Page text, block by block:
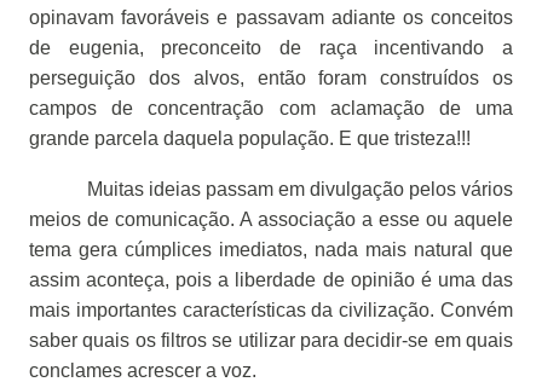
opinavam favoráveis e passavam adiante os conceitos
de eugenia, preconceito de raça incentivando a
perseguição dos alvos, então foram construídos os
campos de concentração com aclamação de uma
grande parcela daquela população. E que tristeza!!!
Muitas ideias passam em divulgação pelos vários
meios de comunicação. A associação a esse ou aquele
tema gera cúmplices imediatos, nada mais natural que
assim aconteça, pois a liberdade de opinião é uma das
mais importantes características da civilização. Convém
saber quais os filtros se utilizar para decidir-se em quais
conclames acrescer a voz.